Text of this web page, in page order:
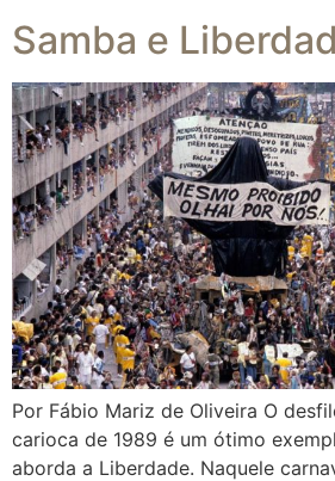
Samba e
Por Fábio Mariz de Oliveira O
carioca de 1989 é um ótimo
aborda a Liberdade. Naquele